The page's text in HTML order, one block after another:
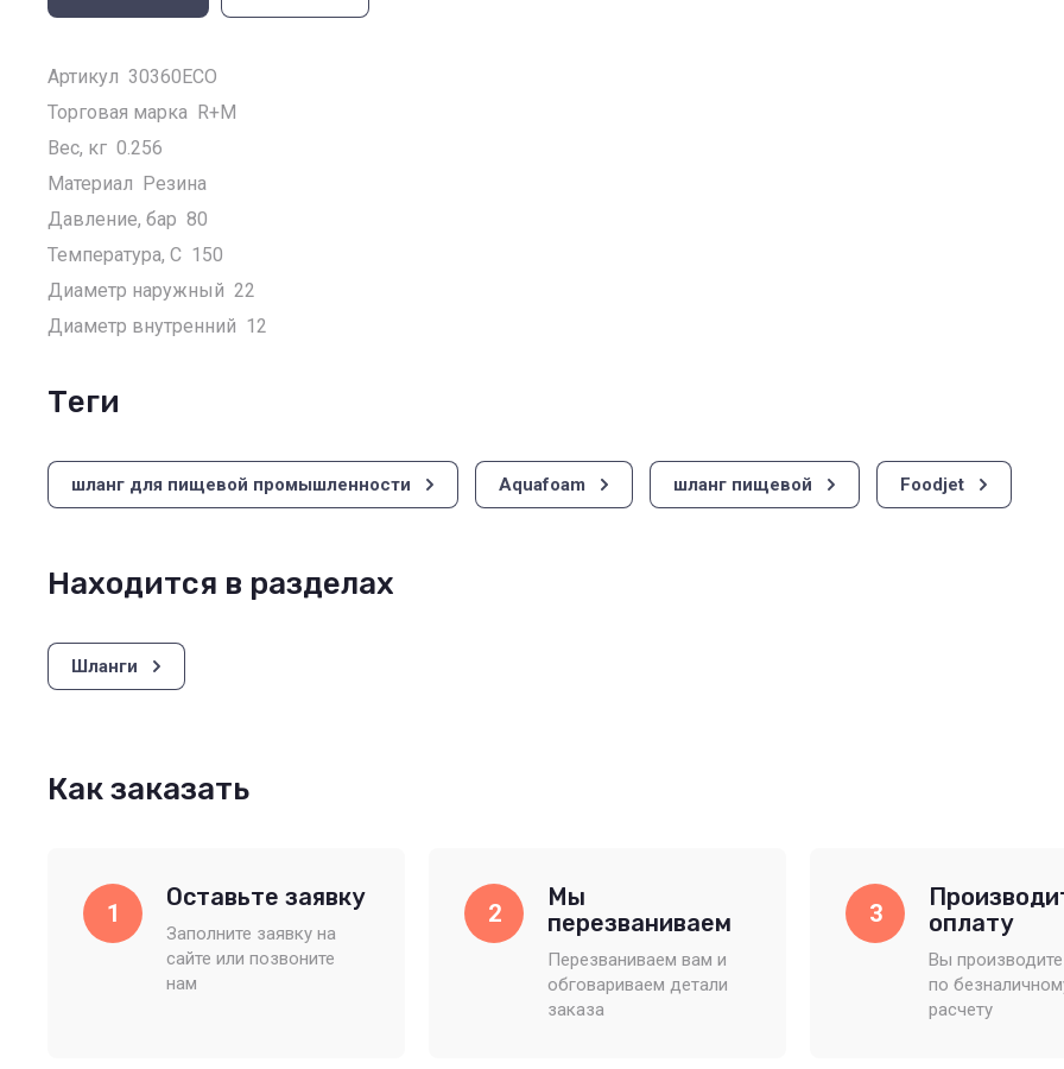
Артикул 30360ECO
Торговая марка R+M
Вес, кг 0.256
Материал Резина
Давление, бар 80
Температура, C 150
Диаметр наружный 22
Диаметр внутренний 12
теги
шланг для пищевой промышленности Aquafoam шланг пищевой Foodjet
Находится в разделах
Шланги
Как заказать
1
Оставьте заявку
Заполните заявку на
сайте или позвоните
нам
2
Мы
перезваниваем
Перезваниваем вам и
обговариваем детали
заказа
3
оплату
Вы
по
расчету